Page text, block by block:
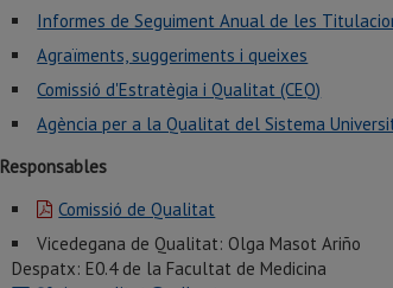
Informes de Seguiment Anual de les
Agraïments, suggeriments i queixes
Comissió d'Estratègia i Qualitat (CEQ)
Agència per a la Qualitat del Sistema
Responsables
Comissió de Qualitat
Vicedegana de Qualitat: Olga Masot Ariño
Despatx: E0.4de la Facultat de Medicina